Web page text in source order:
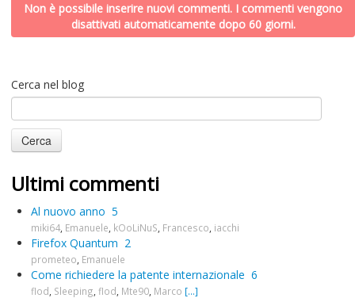
Non è possibile inserire nuovi commenti. I commenti vengono
disattivati automaticamente dopo 60 giorni.
Cerca nel blog
Ultimi commenti
Al nuovo anno 5
miki64 Emanuele kOoLiNuS Francesco iacchi
Firefox Quantum 2
prometeo Emanuele
Come richiedere la patente internazionale 6
flod Sleeping flod Mte90 Marco [...]